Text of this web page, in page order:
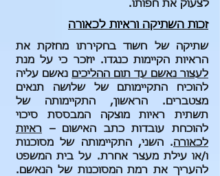
לצעוק את חפותו.
זכות השתיקה וראיות לכאורה
שתיקה של חשוד בחקירתו מחזקת את
הראיות הקיימות כנגדו. יוזכר כי על מנת
לעצור נאשם עד תום ההליכים נאשם עליה
להוכיח התקיימותם של שלושה תנאים
מצטברים. הראשון, התקיימותה של
תשתית ראיות מוצקה המבססת סיכוי
להוכחת עובדות כתב האישום – ראיות
לכאורה. השני, התקיימותה של מסוכנות
ו/או עילת מעצר אחרת. על בית המשפט
להעריך את רמת המסוכנות של הנאשם.